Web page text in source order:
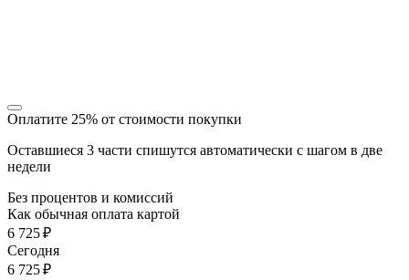
Оплатите 25% от стоимости покупки
Оставшиеся 3 части спишутся автоматически с шагом в две
недели
Без процентов и комиссий
Как обычная оплата картой
6 725 ₽
Cегодня
6 725 ₽